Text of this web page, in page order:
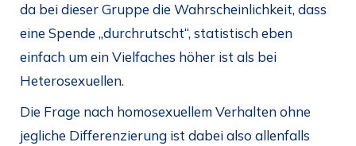
da bei dieser Gruppe die Wahrscheinlichkeit, dass
eine Spende „durchrutscht“, statistisch eben
einfach um ein Vielfaches höher ist als bei
Heterosexuellen.
Die Frage nach homosexuellem Verhalten ohne
jegliche Differenzierung ist dabei also allenfalls